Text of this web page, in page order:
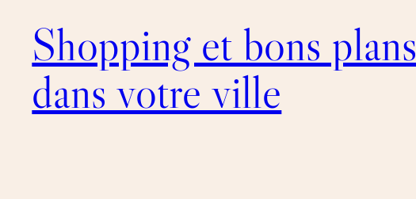
Shopping et bons plans
dans votre ville